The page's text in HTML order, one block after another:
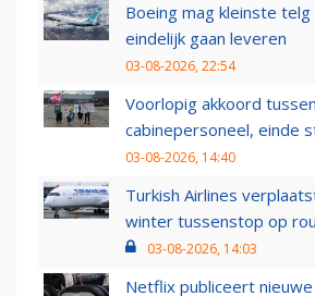
Boeing mag kleinste
eindelijk gaan leveren
03-08-2026, 22:54
Voorlopig akkoord
cabinepersoneel, einde
03-08-2026, 14:40
Turkish Airlines
winter tussenstop op
03-08-2026, 14:03
Netflix publiceert